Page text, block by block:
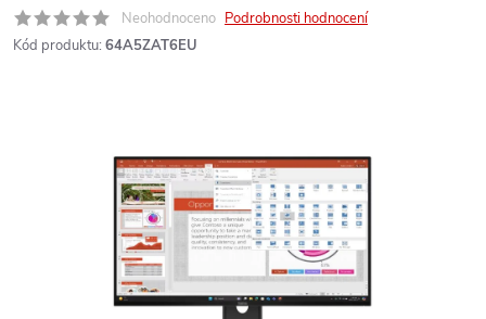
Neohodnoceno Podrobnosti hodnocení
Kód produktu: 64A5ZAT6EU